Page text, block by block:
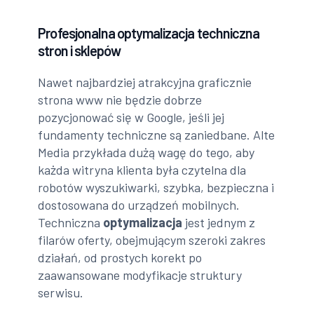
Profesjonalna optymalizacja techniczna
stron i sklepów
Nawet najbardziej atrakcyjna graficznie
strona www nie będzie dobrze
pozycjonować się w Google, jeśli jej
fundamenty techniczne są zaniedbane. Alte
Media przykłada dużą wagę do tego, aby
każda witryna klienta była czytelna dla
robotów wyszukiwarki, szybka, bezpieczna i
dostosowana do urządzeń mobilnych.
Techniczna optymalizacja jest jednym z
filarów oferty, obejmującym szeroki zakres
działań, od prostych korekt po
zaawansowane modyfikacje struktury
serwisu.